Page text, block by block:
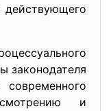
законодателя
и